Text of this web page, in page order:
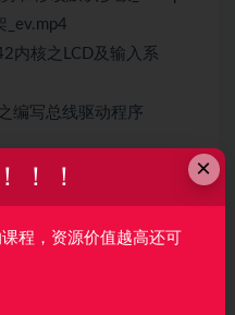
_ev.mp4
内核之LCD及输入系
编写总线驱动程序
中断定位系统僵死问题
剪及ECC简介及制作补丁
×
！！
程，资源价值越高还可